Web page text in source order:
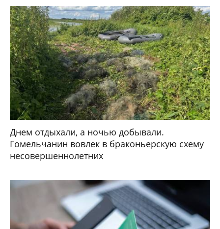
Днем отдыхали, а ночью добывали.
Гомельчанин вовлек в браконьерскую схему
несовершеннолетних